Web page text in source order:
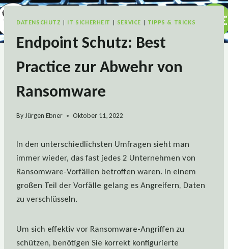
DATENSCHUTZ | IT SICHERHEIT | SERVICE | TIPPS & TRICKS
Endpoint Schutz: Best
Practice zur Abwehr von
Ransomware
ByJürgen Ebner Oktober 11, 2022
In den unterschiedlichsten Umfragen sieht man
immer wieder, das fast jedes 2 Unternehmen von
Ransomware-Vorfällen betroffen waren. In einem
großen Teil der Vorfälle gelang es Angreifern, Daten
zu verschlüsseln.
Um sich effektiv vor Ransomware-Angriffen zu
schützen, benötigen Sie korrekt konfigurierte